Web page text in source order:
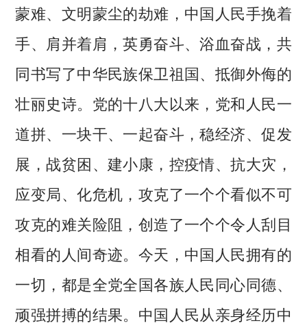
蒙难、文明蒙尘的劫难，中国人民手挽着
手、肩并着肩，英勇奋斗、浴血奋战，共
同书写了中华民族保卫祖国、抵御外侮的
壮丽史诗。党的十八大以来，党和人民一
道拼、一块干、一起奋斗，稳经济、促发
展，战贫困、建小康，控疫情、抗大灾，
应变局、化危机，攻克了一个个看似不可
攻克的难关险阻，创造了一个个令人刮目
相看的人间奇迹。今天，中国人民拥有的
一切，都是全党全国各族人民同心同德、
顽强拼搏的结果。中国人民从亲身经历中